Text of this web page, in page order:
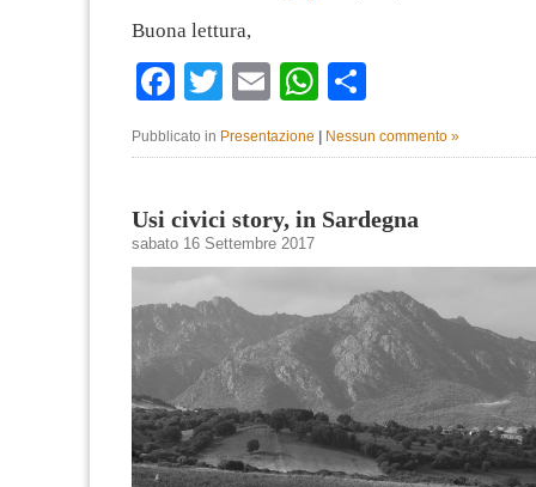
Buona lettura,
Facebook
TwitterEmailWhatsApp
Pubblicato in Presentazione Nessun commento »
Usi civici story, in Sardegna
sabato 16 Settembre 2017